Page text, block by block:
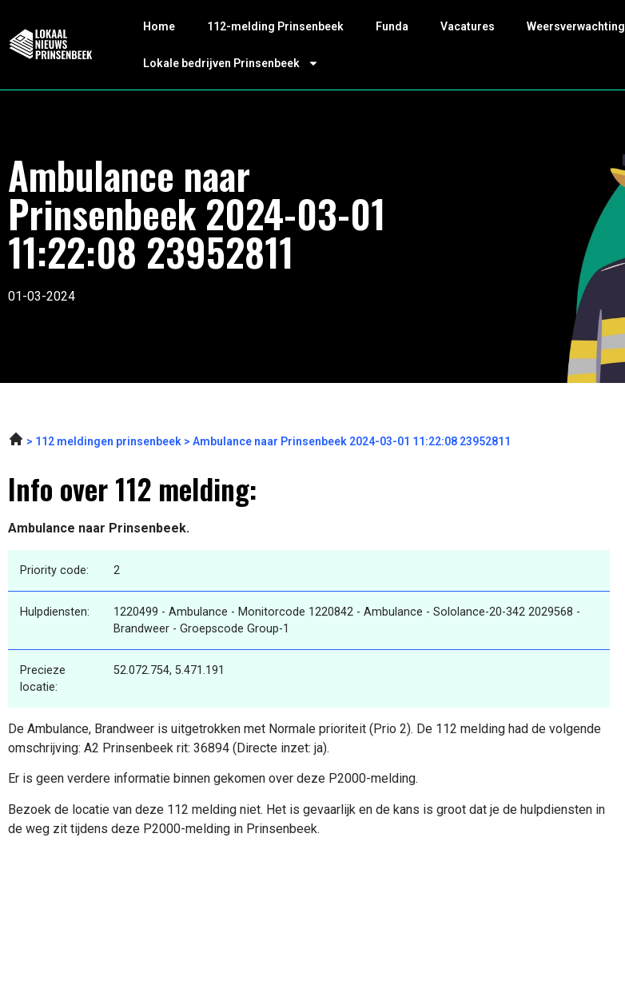
Home 112-melding Prinsenbeek Funda Vacatures Weersverwachting
Lokale bedrijven Prinsenbeek
Ambulance naar
Prinsenbeek 2024-03-01
11:22:08 23952811
01-03-2024
112 meldingen prinsenbeek Ambulance naar Prinsenbeek 2024-03-01 11:22:08 23952811
Info over 112 melding:
Ambulance naar Prinsenbeek.
Priority code: 2
Hulpdiensten:
1220499 - Ambulance - Monitorcode 1220842 - Ambulance - Sololance-20-342 2029568 -
Brandweer - Groepscode Group-1
Precieze
locatie:
52.072.754, 5.471.191
De Ambulance, Brandweer is uitgetrokken met Normale prioriteit (Prio 2). De 112 melding had de volgende
omschrijving: A2 Prinsenbeek rit: 36894 (Directe inzet: ja).
Er is geen verdere informatie binnen gekomen over deze P2000-melding.
Bezoek de locatie van deze 112 melding niet. Het is gevaarlijk en de kans is groot dat je de hulpdiensten in
de weg zit tijdens deze P2000-melding in Prinsenbeek.